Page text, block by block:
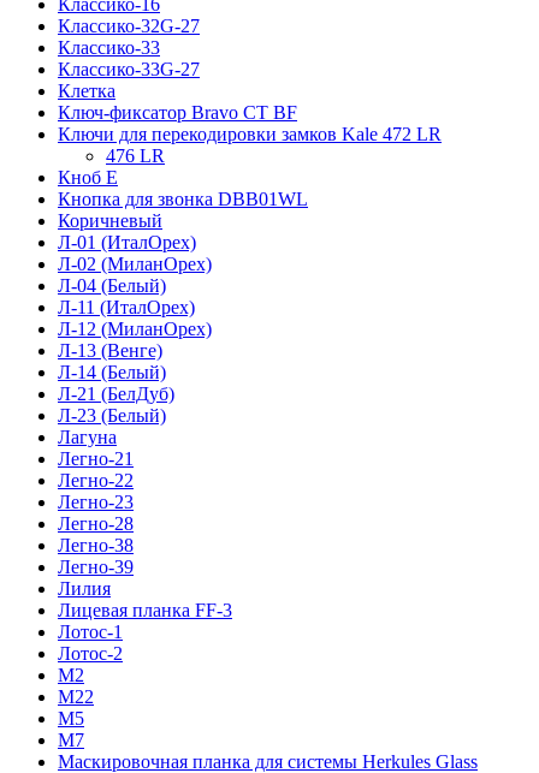
Классико-16
Классико-32G-27
Классико-33
Классико-33G-27
Клетка
Ключ-фиксатор Bravo СТ BF
Ключи для перекодировки замков Kale 472 LR
476 LR
Кноб Е
Кнопка для звонка DBB01WL
Коричневый
Л-01 (ИталОрех)
Л-02 (МиланОрех)
Л-04 (Белый)
Л-11 (ИталОрех)
Л-12 (МиланОрех)
Л-13 (Венге)
Л-14 (Белый)
Л-21 (БелДуб)
Л-23 (Белый)
Лагуна
Легно-21
Легно-22
Легно-23
Легно-28
Легно-38
Легно-39
Лилия
Лицевая планка FF-3
Лотос-1
Лотос-2
М2
М22
М5
М7
Маскировочная планка для системы Herkules Glass